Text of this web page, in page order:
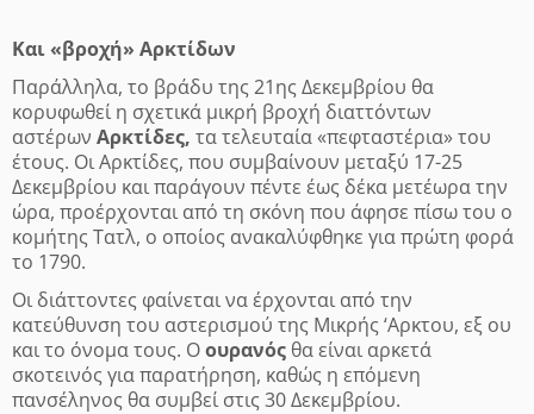
Και «βροχή» Αρκτίδων
Παράλληλα, το βράδυ της 21ης Δεκεμβρίου θα
κορυφωθεί η σχετικά μικρή βροχή διαττόντων
αστέρων Αρκτίδες, τα τελευταία «πεφταστέρια» του
έτους. Οι Αρκτίδες, που συμβαίνουν μεταξύ 17-25
Δεκεμβρίου και παράγουν πέντε έως δέκα μετέωρα την
ώρα, προέρχονται από τη σκόνη που άφησε πίσω του ο
κομήτης Τατλ, ο οποίος ανακαλύφθηκε για πρώτη φορά
το 1790.
Οι διάττοντες φαίνεται να έρχονται από την
κατεύθυνση του αστερισμού της Μικρής ‘Αρκτου, εξ ου
και το όνομα τους. Οουρανός θα είναι αρκετά
σκοτεινός για παρατήρηση, καθώς η επόμενη
πανσέληνος θα συμβεί στις 30 Δεκεμβρίου.